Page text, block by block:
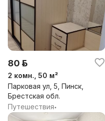
80 р.
2 комн., 50 м²
Парковая ул, 5, Пинск,
Брестская обл.
Путешествия•